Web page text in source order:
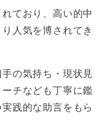
ており、高い的中
人気を博されてき
の気持ち・現状見
チなども丁寧に鑑
践的な助言をもら